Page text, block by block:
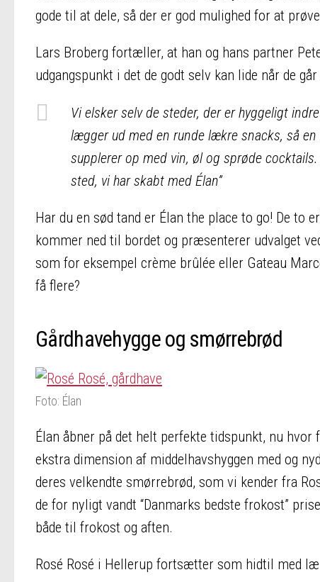
gode til at dele, så der er god mulighed for at
Lars Broberg fortæller, at han og hans partner
udgangspunkt i det de godt selv kan lide når de
Vi elsker selv de steder, der er hyggeligt
lægger ud med en runde lækre snacks, så
supplerer op med vin, øl og sprøde
sted, vi har skabt med Élan”
Har du en sød tand er Élan the place to go! De to
kommer ned til bordet og præsenterer udvalget
som for eksempel crème brûlée eller Gateau
få flere?
Gårdhavehygge og smørrebrød
Foto: Élan
Élan åbner på det helt perfekte tidspunkt, nu hvor
ekstra dimension af middelhavshyggen med og
deres velkendte smørrebrød, som vi kender fra
de for nyligt vandt “Danmarks bedste frokost”
både til frokost og aften.
Rosé Rosé i Hellerup fortsætter som hidtil med